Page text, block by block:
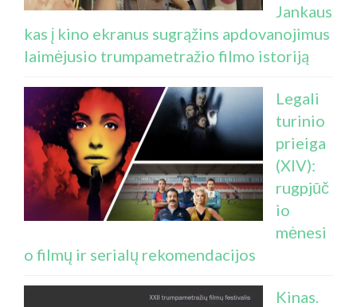
Jankaus
kas į kino ekranus sugrąžins apdovanojimus
laimėjusio trumpametražio filmo istoriją
Legali
turinio
prieiga
(XIV):
rugpjūč
io
mėnesi
o filmų ir serialų rekomendacijos
Kinas.